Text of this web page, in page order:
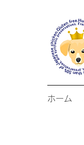
ホーム